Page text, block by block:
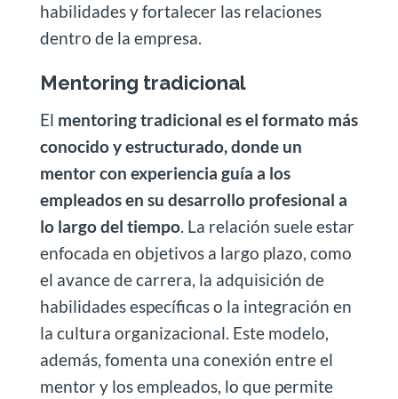
habilidades y fortalecer las relaciones
dentro de la empresa.
Mentoring tradicional
El mentoring tradicional es el formato más
conocido y estructurado, donde un
mentor con experiencia guía a los
empleados en su desarrollo profesional a
lo largo del tiempo. La relación suele estar
enfocada en objetivos a largo plazo, como
el avance de carrera, la adquisición de
habilidades específicas o la integración en
la cultura organizacional. Este modelo,
además, fomenta una conexión entre el
mentor y los empleados, lo que permite